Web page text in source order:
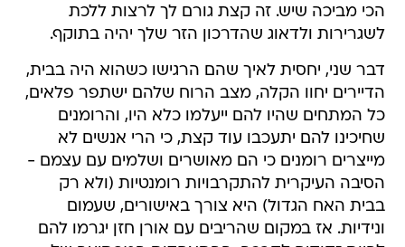
הכי מביכה שיש. זה קצת גורם לך לרצות ללכת
לשגרירות ולדאוג שהדרכון הזר שלך יהיה בתוקף.
דבר שני, יחסית לאיך שהם הרגישו כשהוא היה בבית,
הדיירים יחוו הקלה, מצב הרוח שלהם ישתפר פלאים,
כל המתחים שהיו להם ייעלמו כלא היו, והרומנים
שחיכינו להם יתעכבו עוד קצת, כי הרי אנשים לא
מייצרים רומנים כי הם מאושרים ושלמים עם עצמם -
הסיבה העיקרית להתקרבויות רומנטיות (ולא רק
בבית האח הגדול) היא צורך באישורים, שעמום
ונידיות. אז במקום שהריבים עם אורן חזן יגרמו להם